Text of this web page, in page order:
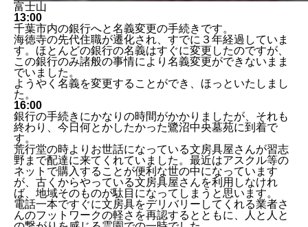
富士山
13:00
千葉市内の銀行へと名義変更の手続きです。
海徳寺の先代住職が遷化され、すでに３年経過していま
す。ほとんどの銀行の名義はすぐに変更したのですが、
この銀行のみ諸般の事情により名義変更ができないまま
でいました。
ようやく名義を変更することができ、ほっといたしまし
た。
16:00
銀行の手続きにかなりの時間がかかりましたが、それも
終わり、今日何とかしたかった鷺沼中央墓苑に到着で
す。
荒行堂の時よりお世話になっている文房具屋さんが習志
野まで配達に来てくれていました。最近はアスクル等の
ネットで購入することが便利な世の中になっています
が、古くからやっている文房具屋さんを利用しなけれ
ば、地域そのものが駄目になってしまうと思います。
電話一本ですぐに文房具をデリバリーしてくれる業者さ
んのフットワークの軽さを再認するとともに、人と人と